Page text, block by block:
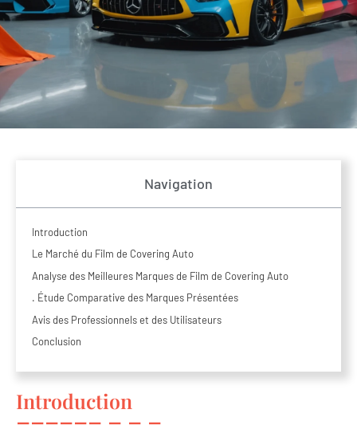
Navigation
Introduction
Le Marché du Film de Covering Auto
Analyse des Meilleures Marques de Film de Covering Auto
. Étude Comparative des Marques Présentées
Avis des Professionnels et des Utilisateurs
Conclusion
Introduction